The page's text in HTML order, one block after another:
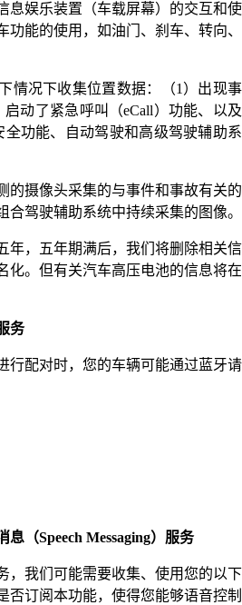
息娱乐装置（车载屏幕）的交互和使
功能的使用，如油门、刹车、转向、
情况下收集位置数据：（1）出现事
动了紧急呼叫（eCall）功能、以及
全功能、自动驾驶和高级驾驶辅助系
的摄像头采集的与事件和事故有关的
合驾驶辅助系统中持续采集的图像。
年，五年期满后，我们将删除相关信
化。但有关汽车高压电池的信息将在
务
行配对时，您的车辆可能通过蓝牙请
息（Speech Messaging）服务
，我们可能需要收集、使用您的以下
否订阅本功能，使得您能够语音控制